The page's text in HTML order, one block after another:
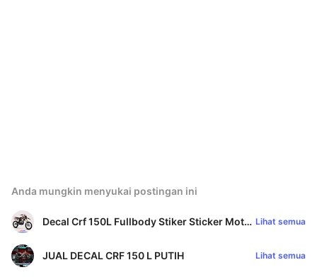
Anda mungkin menyukai postingan ini
Decal Crf 150L Fullbody Stiker Sticker Motor Lihat semua
JUAL DECAL CRF 150 L PUTIH Lihat semua